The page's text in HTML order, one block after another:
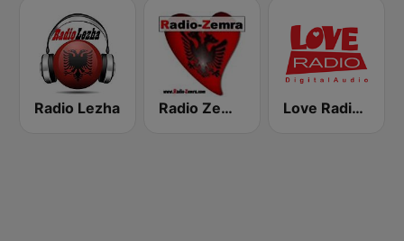
Radio Lezha Radio Zemra Love Radio 90.7 Digital